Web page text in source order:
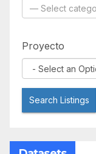
Proyecto
Search Listings